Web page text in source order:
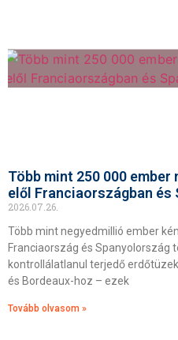
Több mint 250 000
elől Franciaországban és
2026.07.26.
Több mint negyedmillió ember
Franciaország és Spanyolország
kontrollálatlanul terjedő
és Bordeaux-hoz – ezek
Tovább olvasom »